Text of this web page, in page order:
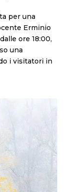
per una
Erminio
ore 18:00,
una
i visitatori in